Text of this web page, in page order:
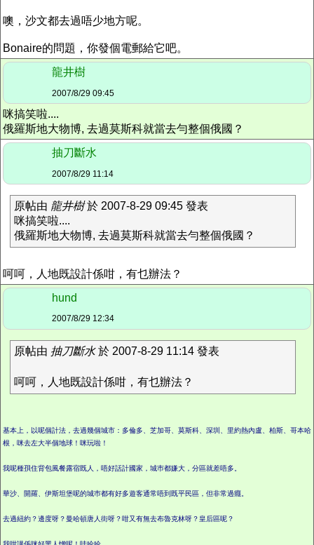
噢，沙文都去過唔少地方呢。
Bonaire的問題，你發個電郵給它吧。
龍井樹
2007/8/29 09:45
咪搞笑啦....
俄羅斯地大物博, 去過莫斯科就當去勻整個俄國？
抽刀斷水
2007/8/29 11:14
原帖由 龍井樹於 2007-8-29 09:45 發表
咪搞笑啦....
俄羅斯地大物博, 去過莫斯科就當去勻整個俄國？
呵呵，人地既設計係咁，有乜辦法？
hund
2007/8/29 12:34
原帖由 抽刀斷水於 2007-8-29 11:14 發表
呵呵，人地既設計係咁，有乜辦法？
基本上，以呢個計法，去過幾個城市：多倫多、芝加哥、莫斯科、深圳、里約熱內盧、柏斯、哥本哈
根，咪去左大半個地球！咪玩啦！
我呢種孭住背包風餐露宿既人，唔好話計國家，城巿都嫌大，分區就差唔多。
華沙、開羅、伊斯坦堡呢的城巿都有好多遊客通常唔到既平民區，但非常過癮。
去過紐約？邊度呀？曼哈頓唐人街呀？咁又有無去布魯克林呀？皇后區呢？